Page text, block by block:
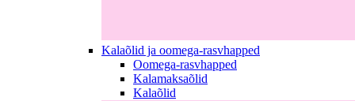
Kalaõlid ja oomega-rasvhapped
Oomega-rasvhapped
Kalamaksaõlid
Kalaõlid